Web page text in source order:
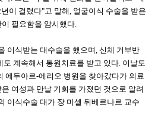
이 걸렸다"고 말해, 얼굴이식 수술을 받은
필요함을 암시했다.
이식받는 대수술을 했으며, 신체 거부반
계속해서 통원치료를 받고 있다. 이날도
에두아르-에리오 병원을 찾아갔다가 의료
여성과 만날 기회를 가졌던 것으로 알려
이식수술 대가 장 미셸 뒤베르나르 교수